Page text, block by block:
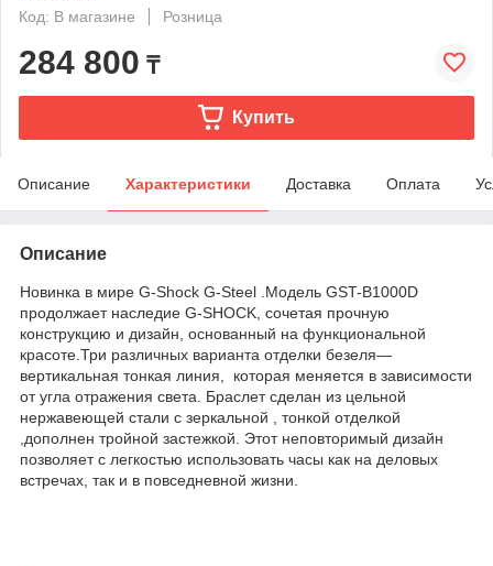
Код: В магазине
Розница
284 800 ₸
Купить
Описание Характеристики Доставка Оплата
Описание
Новинка в мире G-Shock G-Steel .Модель GST-B1000D
продолжает наследие G-SHOCK, сочетая прочную
конструкцию и дизайн, основанный на функциональной
красоте.Три различных варианта отделки безеля—
вертикальная тонкая линия, которая меняется в зависимости
от угла отражения света. Браслет сделан из цельной
нержавеющей стали с зеркальной , тонкой отделкой
,дополнен тройной застежкой. Этот неповторимый дизайн
позволяет с легкостью использовать часы как на деловых
встречах, так и в повседневной жизни.